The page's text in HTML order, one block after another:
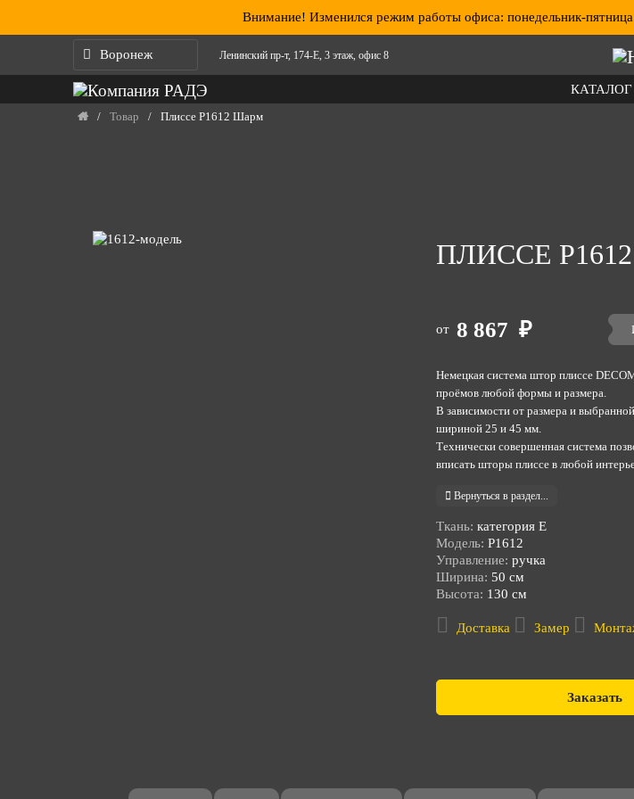
Внимание! Изменился режим работы офиса: понедельник-
Воронеж Ленинский пр-т, 174-Е, 3 этаж, офис 8
КАТАЛОГ
/ Товар / Плиссе Р1612 Шарм
ПЛИССЕ
от 8 867 ₽
Немецкая система штор плиссе
проёмов любой формы и размера.
В зависимости от размера и
шириной 25 и 45 мм.
Технически совершенная система
вписать шторы плиссе в любой
Вернуться в раздел...
Ткань: категория E
Модель: Р1612
Управление: ручка
Ширина: 50 см
Высота: 130 см
Доставка Замер
Заказать